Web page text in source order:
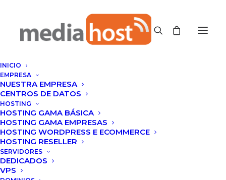
INICIO
EMPRESA
NUESTRA EMPRESA
CENTROS DE DATOS
HOSTING
HOSTING GAMA BÁSICA
HOSTING GAMA EMPRESAS
HOSTING WORDPRESS E ECOMMERCE
HOSTING RESELLER
SERVIDORES
DEDICADOS
VPS